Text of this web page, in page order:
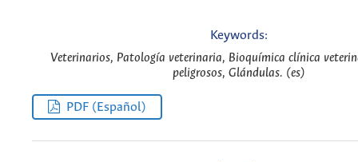
Keywords:
Veterinarios, Patología veterinaria, Bioquímica clínica
peligrosos, Glándulas. (es)
PDF (Español)